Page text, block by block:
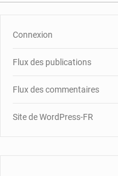
Connexion
Flux des publications
Flux des commentaires
Site de WordPress-FR